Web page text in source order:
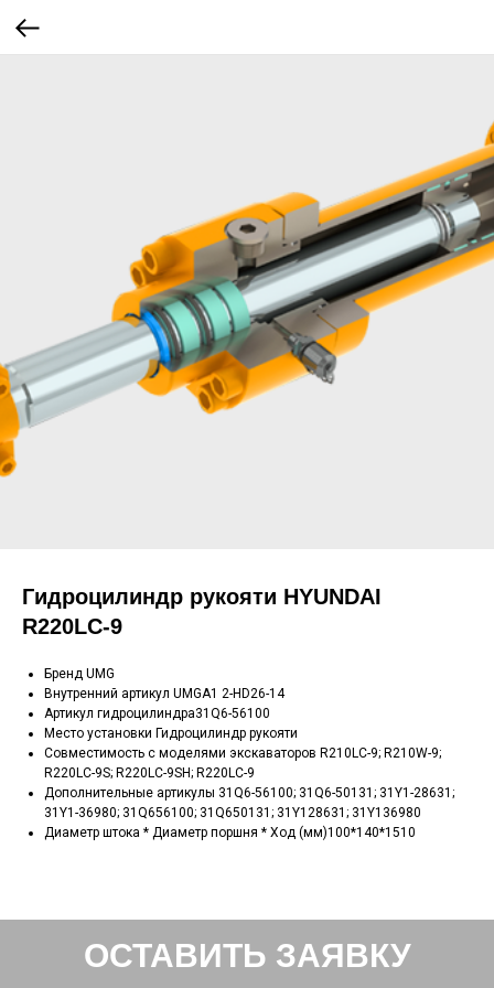
Гидроцилиндр рукояти HYUNDAI
R220LC-9
Бренд UMG
Внутренний артикул UMGA1 2-HD26-14
Артикул гидроцилиндра31Q6-56100
Место установки Гидроцилиндр рукояти
Совместимость с моделями экскаваторов R210LC-9; R210W-9;
R220LC-9S; R220LC-9SH; R220LC-9
Дополнительные артикулы 31Q6-56100; 31Q6-50131; 31Y1-28631;
31Y1-36980; 31Q656100; 31Q650131; 31Y128631; 31Y136980
Диаметр штока * Диаметр поршня * Ход (мм)100*140*1510
ОСТАВИТЬ ЗАЯВКУ